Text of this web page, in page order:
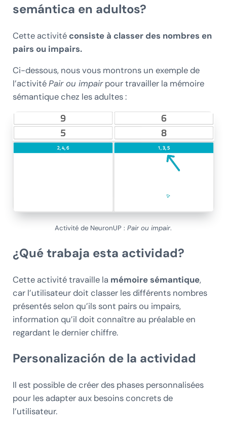
semántica en adultos?
Cette activité consiste à classer des nombres en
pairs ou impairs.
Ci-dessous, nous vous montrons un exemple de
l’activitéPair ou impairpour travailler la mémoire
sémantique chez les adultes :
Activité de NeuronUP :Pair ou impair.
¿Qué trabaja esta actividad?
Cette activité travaille la mémoire sémantique,
car l’utilisateur doit classer les différents nombres
présentés selon qu’ils sont pairs ou impairs,
information qu’il doit connaître au préalable en
regardant le dernier chiffre.
Personalización de la actividad
Il est possible de créer des phases personnalisées
pour les adapter aux besoins concrets de
l’utilisateur.